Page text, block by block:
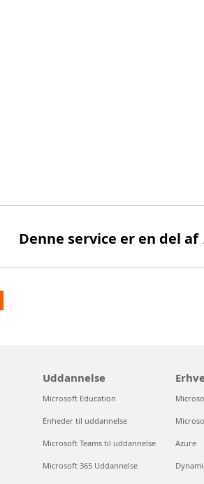
Denne service er en del af
Uddannelse
Microsoft Education
Enheder til uddannelse
Microsoft Teams til uddannelse
Microsoft 365 Uddannelse
Azure